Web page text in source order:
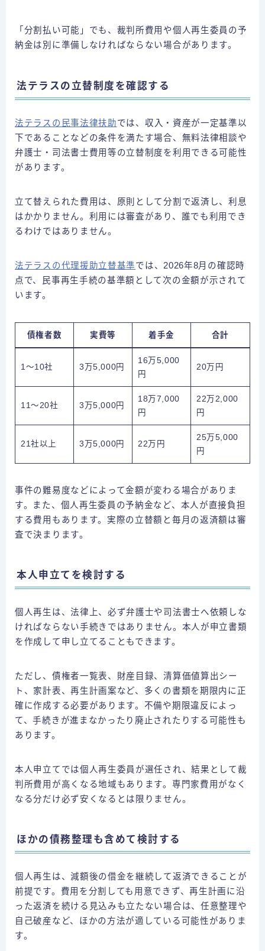
「分割払い可能」でも、裁判所費用や個人再生委員の予
納金は別に準備しなければならない場合があります。
法テラスの立替制度を確認する
法テラスの民事法律扶助では、収入・資産が一定基準以
下であることなどの条件を満たす場合、無料法律相談や
弁護士・司法書士費用等の立替制度を利用できる可能性
があります。
立て替えられた費用は、原則として分割で返済し、利息
はかかりません。利用には審査があり、誰でも利用でき
るわけではありません。
法テラスの代理援助立替基準では、2026年8月の確認時
点で、民事再生手続の基準額として次の金額が示されて
います。
債権者数 実費等 着手金 合計
1～10社 3万5,000円
16万5,000
円
20万円
11～20社 3万5,000円
18万7,000
円
22万2,000
円
21社以上 3万5,000円 22万円
25万5,000
円
事件の難易度などによって金額が変わる場合がありま
す。また、個人再生委員の予納金など、本人が直接負担
する費用もあります。実際の立替額と毎月の返済額は審
査で決まります。
本人申立てを検討する
個人再生は、法律上、必ず弁護士や司法書士へ依頼しな
ければならない手続きではありません。本人が申立書類
を作成して申し立てることもできます。
ただし、債権者一覧表、財産目録、清算価値算出シー
ト、家計表、再生計画案など、多くの書類を期限内に正
確に作成する必要があります。不備や期限違反によっ
て、手続きが進まなかったり廃止されたりする可能性も
あります。
本人申立てでは個人再生委員が選任され、結果として裁
判所費用が高くなる地域もあります。専門家費用がなく
なる分だけ必ず安くなるとは限りません。
ほかの債務整理も含めて検討する
個人再生は、減額後の借金を継続して返済できることが
前提です。費用を分割しても用意できず、再生計画に沿
った返済を続ける見込みも立たない場合は、任意整理や
自己破産など、ほかの方法が適している可能性がありま
す。